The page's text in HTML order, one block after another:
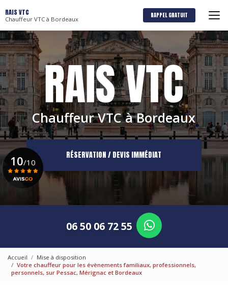
au
contenu
principal
RAIS VTC
Chauffeur VTC à Bordeaux RAPPEL GRATUIT
Chauffeur VTC à Bordeaux
RÉSERVATION / DEVIS IMMÉDIAT
06 50 06 72 55
10/10
Accueil
Mise à disposition
Votre chauffeur pour les évènements familiaux, professionnels,
personnels, sur Pessac, Mérignac et Bordeaux